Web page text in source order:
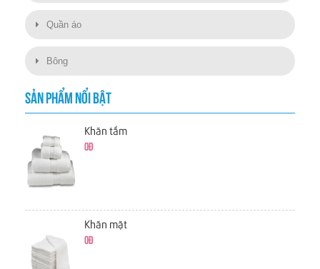
Quần áo
Bông
SẢN PHẨM NỔI BẬT
Khăn tắm
0đ
Khăn mặt
0đ